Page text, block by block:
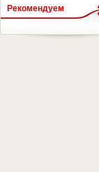
СЕРВЕР
Рекомендуем